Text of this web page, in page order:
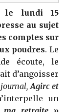
le lundi 15
au sujet
comptes sur
poudres. Le
écoute, le
d’angoisser
Agirc et
un